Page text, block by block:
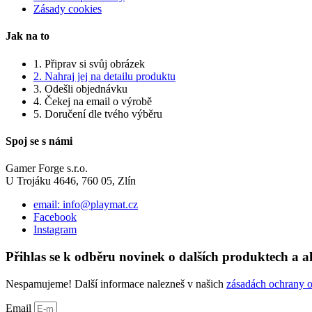
Zásady cookies
Jak na to
1. Připrav si svůj obrázek
2. Nahraj jej na detailu produktu
3. Odešli objednávku
4. Čekej na email o výrobě
5. Doručení dle tvého výběru
Spoj se s námi
Gamer Forge s.r.o.
U Trojáku 4646, 760 05, Zlín
email: info@playmat.cz
Facebook
Instagram
Přihlas se k odběru novinek o dalších produktech a
Nespamujeme! Další informace nalezneš v našich zásadách ochrany
Email